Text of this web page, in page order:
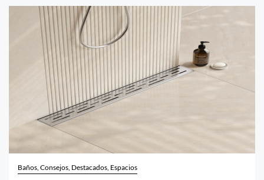
Baños, Consejos, Destacados, Espacios